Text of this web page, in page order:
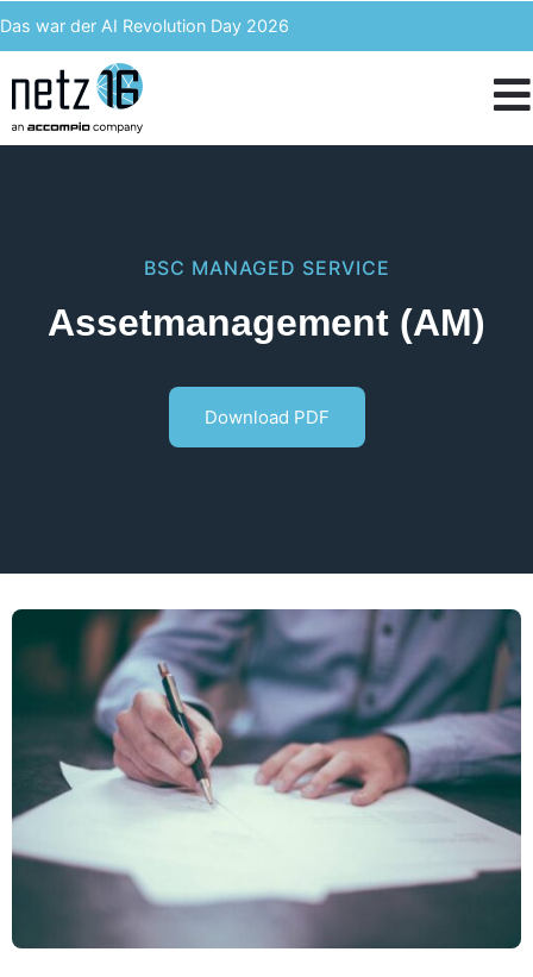
Das war der AI Revolution Day 2026
Kern AI wird accompio AI
Unser Event des Jahres – Wir blicken zurück auf den 3. ACST
BSC MANAGED SERVICE
Assetmanagement (AM)
Download PDF